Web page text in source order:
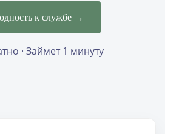
к службе →
· Займет 1 минуту